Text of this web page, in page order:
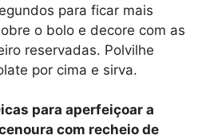
para ficar mais
o bolo e decore com as
reservadas. Polvilhe
por cima e sirva.
para aperfeiçoar a
com recheio de